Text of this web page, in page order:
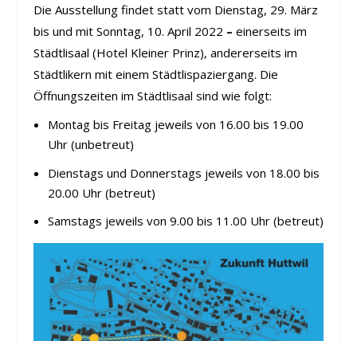
Die Ausstellung findet statt vom Dienstag, 29. März
bis und mit Sonntag, 10. April 2022 – einerseits im
Städtlisaal (Hotel Kleiner Prinz), andererseits im
Städtlikern mit einem Städtlispaziergang. Die
Öffnungszeiten im Städtlisaal sind wie folgt:
Montag bis Freitag jeweils von 16.00 bis 19.00
Uhr (unbetreut)
Dienstags und Donnerstags jeweils von 18.00 bis
20.00 Uhr (betreut)
Samstags jeweils von 9.00 bis 11.00 Uhr (betreut)